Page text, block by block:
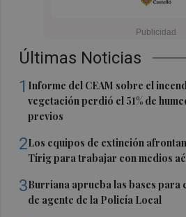
Últimas Noticias
1 Informe del CEAM sobre el
vegetación perdió el 51% de
previos
2Los equipos de extinción
Tírig para trabajar con medios
3Burriana aprueba las bases para
de agente de la Policía Local